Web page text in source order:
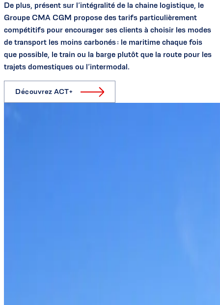
De plus, présent sur l’intégralité de la chaine logistique, le
Groupe CMA CGM propose des tarifs particulièrement
compétitifs pour encourager ses clients à choisir les modes
de transport les moins carbonés : le maritime chaque fois
que possible, le train ou la barge plutôt que la route pour les
trajets domestiques ou l’intermodal.
Découvrez ACT+